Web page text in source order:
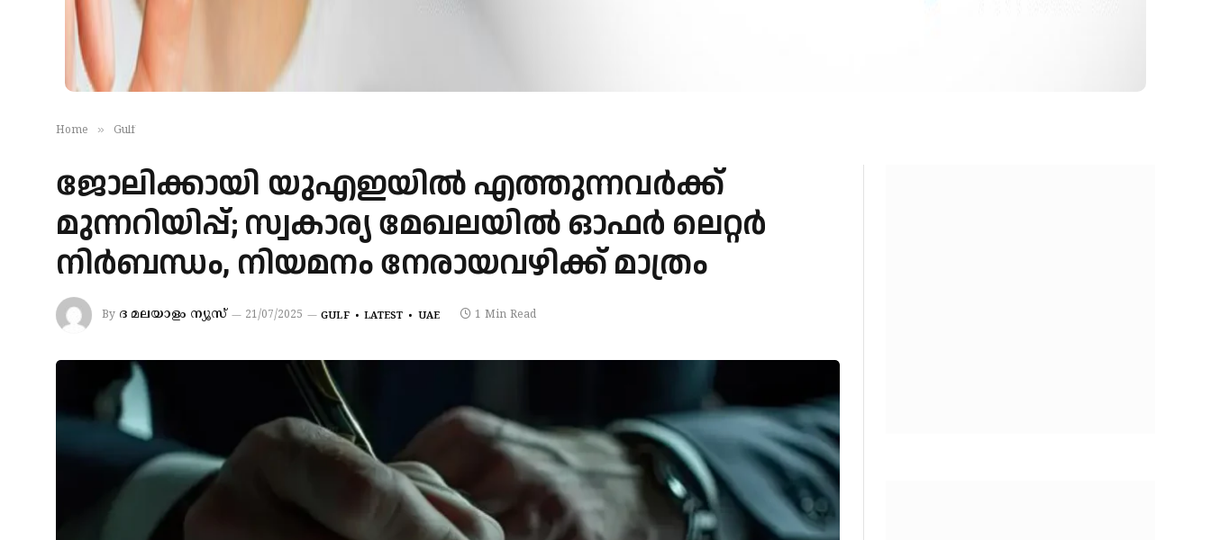
Home » Gulf
ജോലിക്കായി യുഎഇയിൽ എത്തുന്നവർക്ക്
മുന്നറിയിപ്പ്; സ്വകാര്യ മേഖലയിൽ ഓഫർ ലെറ്റർ
നിർബന്ധം, നിയമനം നേരായവഴിക്ക് മാത്രം
By ദ മലയാളം ന്യൂസ് 21/07/2025 GULF LATEST UAE 1 Min Read